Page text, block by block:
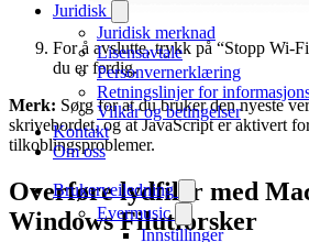
Juridisk
Juridisk merknad
Lisensavtale
Personvernerklæring
Retningslinjer for
Vilkår og betingelser
Kontakt
Om oss
Brukerveiledning
Evermusic
Innstillinger
For å avslutte, trykk på “Stopp Wi-
du er ferdig.
Merk: Sørg for at du bruker den nyeste
skrivebordet, og at JavaScript er aktivert
tilkoblingsproblemer.
Overføre lydfiler med
Windows Filutforsker